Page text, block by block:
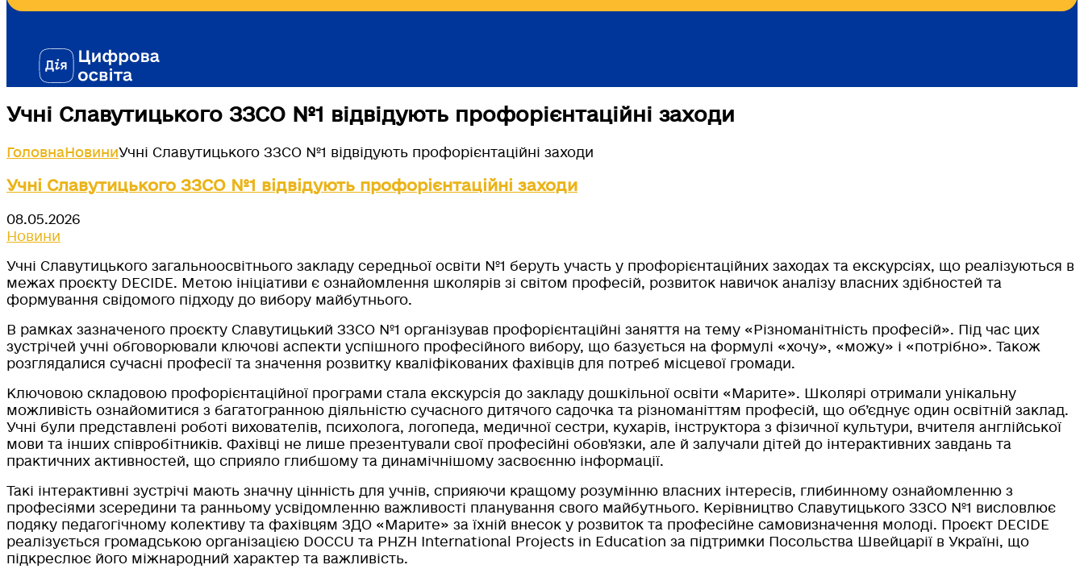
Учні Славутицького ЗЗСО №1 відвідують профорієнтаційні заходи
ГоловнаНовиниУчні Славутицького ЗЗСО №1 відвідують профорієнтаційні заходи
Учні Славутицького ЗЗСО №1 відвідують профорієнтаційні заходи
08.05.2026
Новини
Учні Славутицького загальноосвітнього закладу середньої освіти №1 беруть участь у профорієнтаційних заходах та екскурсіях, що реалізуються в
межах проєкту DECIDE. Метою ініціативи є ознайомлення школярів зі світом професій, розвиток навичок аналізу власних здібностей та
формування свідомого підходу до вибору майбутнього.
В рамках зазначеного проєкту Славутицький ЗЗСО №1 організував профорієнтаційні заняття на тему «Різноманітність професій». Під час цих
зустрічей учні обговорювали ключові аспекти успішного професійного вибору, що базується на формулі «хочу», «можу» і «потрібно». Також
розглядалися сучасні професії та значення розвитку кваліфікованих фахівців для потреб місцевої громади.
Ключовою складовою профорієнтаційної програми стала екскурсія до закладу дошкільної освіти «Марите». Школярі отримали унікальну
можливість ознайомитися з багатогранною діяльністю сучасного дитячого садочка та різноманіттям професій, що об’єднує один освітній заклад.
Учні були представлені роботі вихователів, психолога, логопеда, медичної сестри, кухарів, інструктора з фізичної культури, вчителя англійської
мови та інших співробітників. Фахівці не лише презентували свої професійні обов'язки, але й залучали дітей до інтерактивних завдань та
практичних активностей, що сприяло глибшому та динамічнішому засвоєнню інформації.
Такі інтерактивні зустрічі мають значну цінність для учнів, сприяючи кращому розумінню власних інтересів, глибинному ознайомленню з
професіями зсередини та ранньому усвідомленню важливості планування свого майбутнього. Керівництво Славутицького ЗЗСО №1 висловлює
подяку педагогічному колективу та фахівцям ЗДО «Марите» за їхній внесок у розвиток та професійне самовизначення молоді. Проєкт DECIDE
реалізується громадською організацією DOCCU та PHZH International Projects in Education за підтримки Посольства Швейцарії в Україні, що
підкреслює його міжнародний характер та важливість.